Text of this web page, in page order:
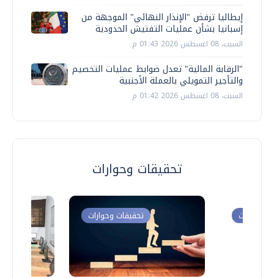
إيطاليا ترفض "الإنذار النهائي" الموجهة من
إسبانيا بشأن عمليات التفتيش الحدودية
السبت، 08 اغسطس 2026 01:43 م
"الرقابة المالية" تعدل ضوابط عمليات التخصيم
والتأجير التمويلي بالعملة الأجنبية
السبت، 08 اغسطس 2026 01:42 م
تحقيقات وحوارات
تحقيقات وحوارات وحوارات